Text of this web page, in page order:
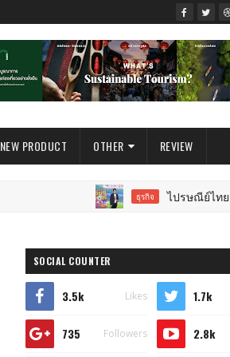
NEW PRODUCT OTHER REVIEW
ไปรษณีย์ไทย-ไทยรัฐ มอบ
SOCIAL COUNTER
3.5k Likes 1.7k
735 Followers 2.8k